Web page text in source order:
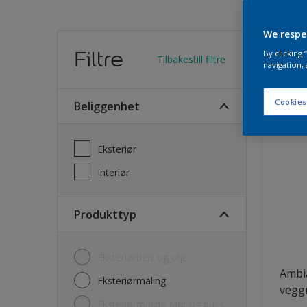
Filtre Tilbakestill filtre
Beliggenhet
Eksteriør
Interiør
Produkttyp
Eksteriørmaling
We
By clicking
navigation,